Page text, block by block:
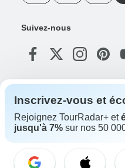
Suivez-nous
Inscrivez-vous et
Rejoignez TourRadar+ et
jusqu'à 7% sur nos 50